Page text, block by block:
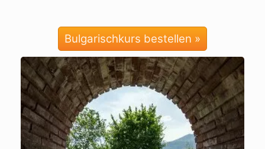
Bulgarischkurs bestellen »